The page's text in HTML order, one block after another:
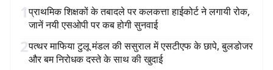
1प्राथमिक शिक्षकों के तबादले पर कलकत्ता हाईकोर्ट ने लगायी रोक,
जानें नयी एसओपी पर कब होगी सुनवाई
2पत्थर माफिया टुलू मंडल की ससुराल में एसटीएफ के छापे, बुलडोजर
और बम निरोधक दस्ते के साथ की खुदाई